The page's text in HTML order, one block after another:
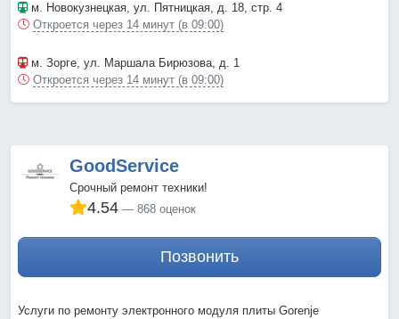
м. Новокузнецкая, ул. Пятницкая, д. 18, стр. 4
Откроется через 14 минут (в 09:00)
м. Зорге, ул. Маршала Бирюзова, д. 1
Откроется через 14 минут (в 09:00)
GoodService
Срочный ремонт техники!
4.54 868 оценок
Позвонить
Услуги по ремонту электронного модуля плиты Gorenje